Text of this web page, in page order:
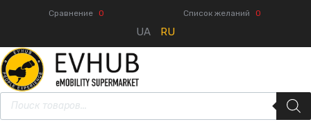
Сравнение 0 Список желаний 0
UA RU